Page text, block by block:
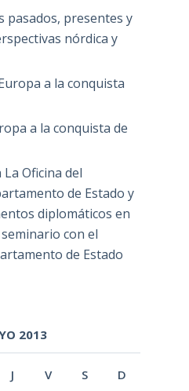
pasados, presentes y
nórdica y
a la conquista
a la conquista de
La Oficina del
de Estado y
diplomáticos en
con el
de Estado
2013
J V S D